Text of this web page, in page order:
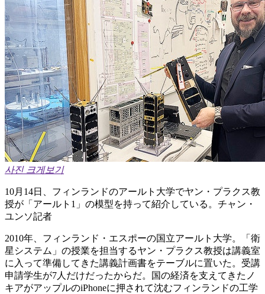
사진 크게보기
10月14日、フィンランドのアールト大学でヤン・プラクス教
授が「アールト1」の模型を持って紹介している。チャン・
ユンソ記者
2010年、フィンランド・エスポーの国立アールト大学。「衛
星システム」の授業を担当するヤン・プラクス教授は講義室
に入って準備してきた講義計画書をテーブルに置いた。受講
申請学生が7人だけだったからだ。国の経済を支えてきたノ
キアがアップルのiPhoneに押されて沈むフィンランドの工学